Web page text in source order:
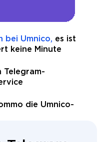
bei Umnico, es ist
keine Minute
Telegram-
die Umnico-